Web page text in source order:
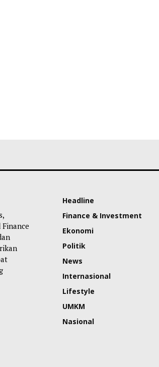
Headline
Finance & Investment
Ekonomi
Politik
News
Internasional
Lifestyle
UMKM
Nasional